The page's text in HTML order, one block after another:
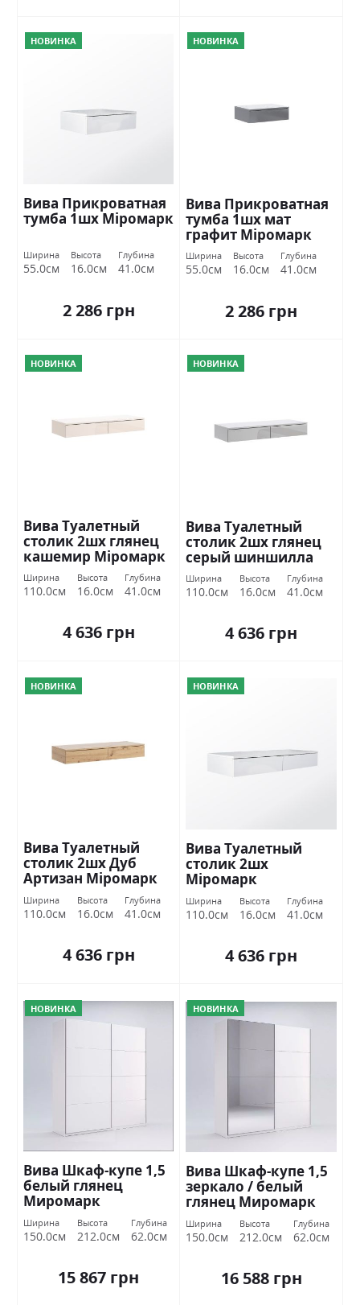
НОВИНКА
Вива Прикроватная
тумба 1шх Міромарк
Ширина
55.0см
Высота
16.0см
Глубина
41.0см
2 286 грн
НОВИНКА
Вива Прикроватная
тумба 1шх мат
графит Міромарк
Ширина
55.0см
Высота
16.0см
Глубина
41.0см
2 286 грн
НОВИНКА
Вива Туалетный
столик 2шх глянец
кашемир Міромарк
Ширина
110.0см
Высота
16.0см
Глубина
41.0см
4 636 грн
НОВИНКА
Вива Туалетный
столик 2шх глянец
серый шиншилла
Міромарк
Ширина
110.0см
Высота
16.0см
Глубина
41.0см
4 636 грн
НОВИНКА
Вива Туалетный
столик 2шх Дуб
Артизан Міромарк
Ширина
110.0см
Высота
16.0см
Глубина
41.0см
4 636 грн
НОВИНКА
Вива Туалетный
столик 2шх
Міромарк
Ширина
110.0см
Высота
16.0см
Глубина
41.0см
4 636 грн
НОВИНКА
Вива Шкаф-купе 1,5
белый глянец
Миромарк
Ширина
150.0см
Высота
212.0см
Глубина
62.0см
15 867 грн
НОВИНКА
Вива Шкаф-купе 1,5
зеркало / белый
глянец Миромарк
Ширина
150.0см
Высота
212.0см
Глубина
62.0см
16 588 грн